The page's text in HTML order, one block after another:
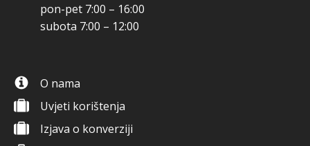
pon-pet 7:00 – 16:00
subota 7:00 – 12:00
O nama
Uvjeti korištenja
Izjava o konverziji